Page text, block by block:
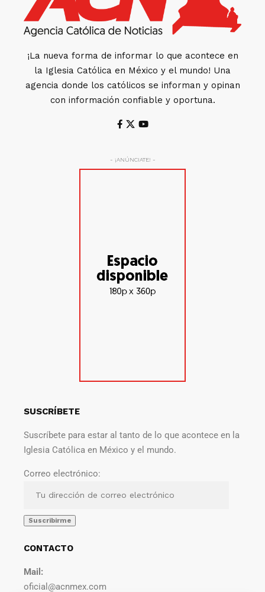
¡La nueva forma de informar lo que acontece en
la Iglesia Católica en México y el mundo! Una
agencia donde los católicos se informan y opinan
con información confiable y oportuna.
- ¡ANÚNCIATE! -
SUSCRÍBETE
Suscríbete para estar al tanto de lo que acontece en la
Iglesia Católica en México y el mundo.
Correo electrónico:
CONTACTO
Mail:
oficial@acnmex.com